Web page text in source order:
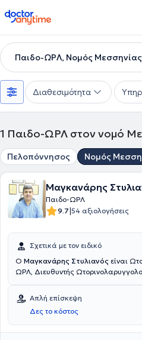
doctoranytime
Παιδο-ΩΡΛ, Νομός Μεσσηνίας
Διαθεσιμότητα
1 Παιδο-ΩΡΛ στον νομό
Πελοπόννησος Νομός
Μαγκανάρης
Παιδο-ΩΡΛ
9.7|54 αξιολογήσεις
Σχετικά με τον ειδικό
Ο Μαγκανάρης Στυλιανός είναι
ΩΡΛ, Διευθυντής
Κυπαρισσία. Είναι απόφοιτος της
Πανεπιστημίου Cluj της Ρουμανίας
Ωτορινολαρυγγολογικό τμήμα του
"Ιπποκράτειο". Ακόμα, έχει
Απλή επίσκεψη
Δες το κόστος